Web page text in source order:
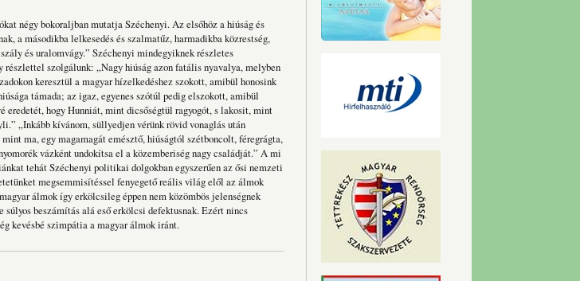
négy bokoraljban mutatja Széchenyi. Az elsőhöz a hiúság és
a másodikba lelkesedés és szalmatűz, harmadikba közrestség,
és uralomvágy.” Széchenyi mindegyiknek részletes
szolgálunk: „Nagy hiúság azon fatális nyavalya, melyben
keresztül a magyar hízelkedéshez szokott, amibül honosink
támada; az igaz, egyenes szótúl pedig elszokott, amibül
eredetét, hogy Hunniát, mint dicsőségtül ragyogót, s lakosit, mint
„Inkább kívánom, süllyedjen vérünk rövid vonaglás után
ma, egy magamagát emésztő, hiúságtól szétboncolt, féregrágta,
vázként undokítsa el a közemberiség nagy családját.” A mi
tehát Széchenyi politikai dolgokban egyszerűen az ősi nemzeti
megsemmisítéssel fenyegető reális világ elől az álmok
álmok így erkölcsileg éppen nem közömbös jelenségnek
beszámítás alá eső erkölcsi defektusnak. Ezért nincs
kevésbé szimpátia a magyar álmok iránt.